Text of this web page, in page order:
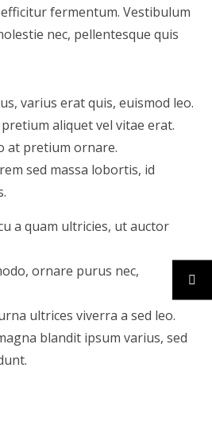
fermentum. Vestibulum
nec, pellentesque quis
varius erat quis, euismod leo.
aliquet vel vitae erat.
at pretium ornare.
sed massa lobortis, id
a quam ultricies, ut auctor
ornare purus nec,
ultrices viverra a sed leo.
blandit ipsum varius, sed